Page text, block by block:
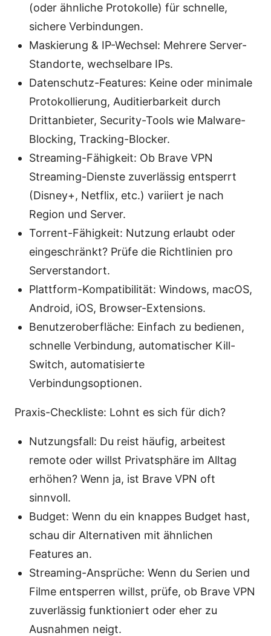
(oder ähnliche Protokolle) für schnelle,
sichere Verbindungen.
Maskierung & IP-Wechsel: Mehrere Server-
Standorte, wechselbare IPs.
Datenschutz-Features: Keine oder minimale
Protokollierung, Auditierbarkeit durch
Drittanbieter, Security-Tools wie Malware-
Blocking, Tracking-Blocker.
Streaming-Fähigkeit: Ob Brave VPN
Streaming-Dienste zuverlässig entsperrt
(Disney+, Netflix, etc.) variiert je nach
Region und Server.
Torrent-Fähigkeit: Nutzung erlaubt oder
eingeschränkt? Prüfe die Richtlinien pro
Serverstandort.
Plattform-Kompatibilität: Windows, macOS,
Android, iOS, Browser-Extensions.
Benutzeroberfläche: Einfach zu bedienen,
schnelle Verbindung, automatischer Kill-
Switch, automatisierte
Verbindungsoptionen.
Praxis-Checkliste: Lohnt es sich für dich?
Nutzungsfall: Du reist häufig, arbeitest
remote oder willst Privatsphäre im Alltag
erhöhen? Wenn ja, ist Brave VPN oft
sinnvoll.
Budget: Wenn du ein knappes Budget hast,
schau dir Alternativen mit ähnlichen
Features an.
Streaming-Ansprüche: Wenn du Serien und
Filme entsperren willst, prüfe, ob Brave VPN
zuverlässig funktioniert oder eher zu
Ausnahmen neigt.